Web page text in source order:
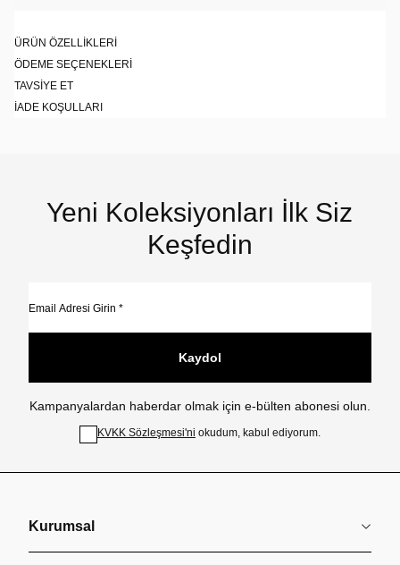
ÜRÜN ÖZELLIKLERI
ÖDEME SEÇENEKLERI
TAVSIYE ET
İADE KOŞULLARI
Yeni Koleksiyonları İlk Siz
Keşfedin
Kaydol
Kampanyalardan haberdar olmak için e-bülten abonesi olun.
KVKK Sözleşmesi'ni okudum, kabul ediyorum.
Kurumsal